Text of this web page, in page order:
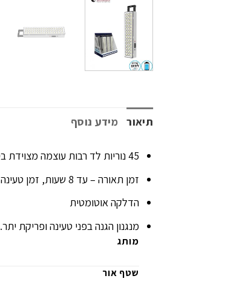
תיאור מידע נוסף
45 נוריות לד רבות עוצמה מצוידת בסוללות ליתיום 3.7V 1500mA
זמן תאורה – עד 8 שעות, זמן טעינה – כ 24 שעות
הדלקה אוטומטית
מנגנון הגנה בפני טעינה ופריקת יתר.
מותג
שטף אור